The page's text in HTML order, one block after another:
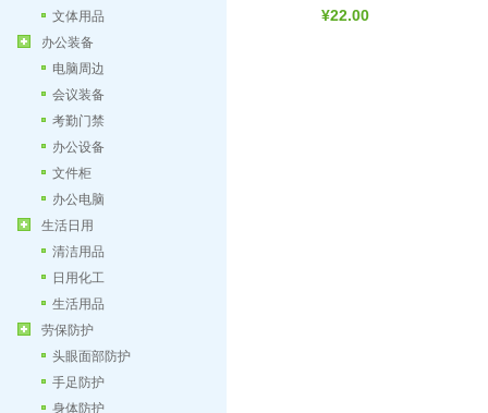
文体用品
办公装备
电脑周边
会议装备
考勤门禁
办公设备
文件柜
办公电脑
生活日用
清洁用品
日用化工
生活用品
劳保防护
头眼面部防护
手足防护
身体防护
¥22.00